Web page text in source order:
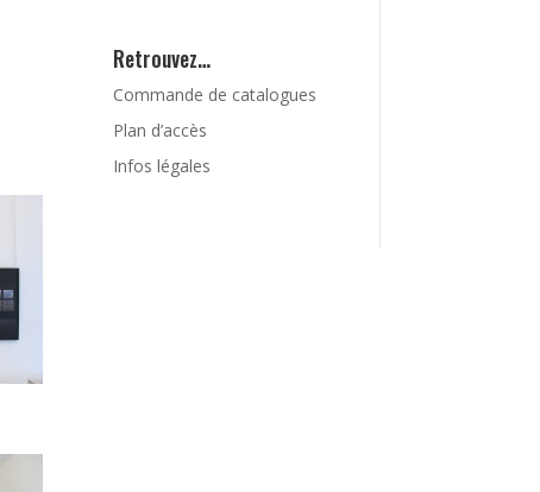
Retrouvez…
Commande de catalogues
Plan d’accès
Infos légales